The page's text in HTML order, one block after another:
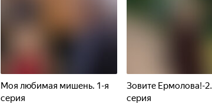
Моя любимая мишень. 1-я
серия
Зовите Ермолова!-
серия